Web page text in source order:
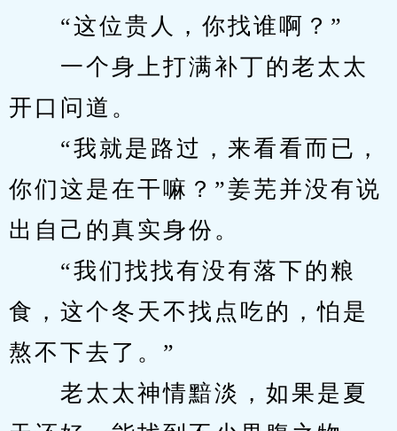
“这位贵人，你找谁啊？”
一个身上打满补丁的老太太
开口问道。
“我就是路过，来看看而已，
你们这是在干嘛？”姜芜并没有说
出自己的真实身份。
“我们找找有没有落下的粮
食，这个冬天不找点吃的，怕是
熬不下去了。”
老太太神情黯淡，如果是夏